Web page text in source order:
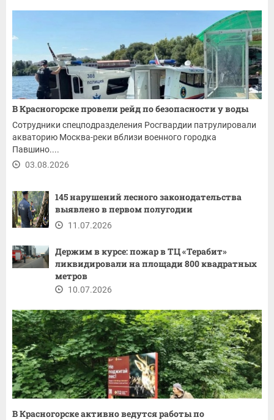
В Красногорске провели рейд по безопасности у воды
Сотрудники спецподразделения Росгвардии патрулировали
акваторию Москва-реки вблизи военного городка
Павшино....
03.08.2026
145 нарушений лесного законодательства
выявлено в первом полугодии
11.07.2026
Держим в курсе: пожар в ТЦ «Терабит»
ликвидировали на площади 800 квадратных
метров
10.07.2026
В Красногорске активно ведутся работы по